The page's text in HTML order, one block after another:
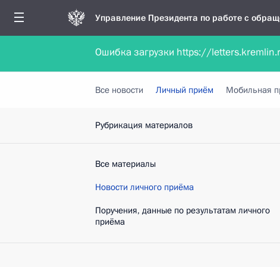
Управление Президента по работе с
Обратиться в форме электронного документа
Все новости Личный приём Мобильная
Рубрикация материалов
Все материалы
Новости личного приёма
Поручения, данные по результатам личного
приёма
Ошибка загрузки https://